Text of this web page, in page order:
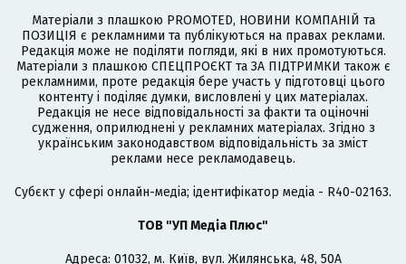
Матеріали з плашкою PROMOTED, НОВИНИ КОМПАНІЙ та
ПОЗИЦІЯ є рекламними та публікуються на правах реклами.
Редакція може не поділяти погляди, які в них промотуються.
Матеріали з плашкою СПЕЦПРОЄКТ та ЗА ПІДТРИМКИ також є
рекламними, проте редакція бере участь у підготовці цього
контенту і поділяє думки, висловлені у цих матеріалах.
Редакція не несе відповідальності за факти та оціночні
судження, оприлюднені у рекламних матеріалах. Згідно з
українським законодавством відповідальність за зміст
реклами несе рекламодавець.
Cубєкт у сфері онлайн-медіа; ідентифікатор медіа - R40-02163.
ТОВ "УП Медіа Плюс"
Адреса: 01032, м. Київ, вул. Жилянська, 48, 50А